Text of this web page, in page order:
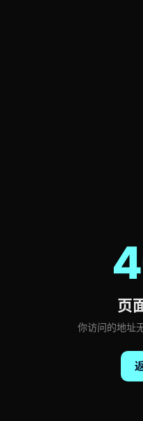
页
你访问的地址